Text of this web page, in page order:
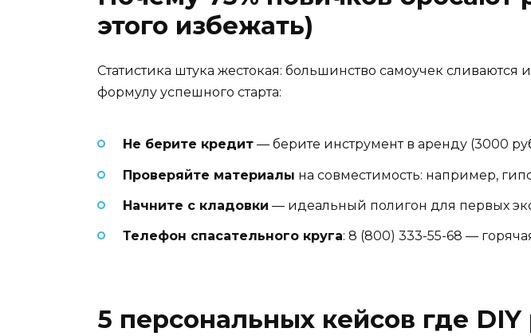
этого избежать)
Статистика штука жестокая: большинство самоучек
формулу успешного старта:
Не берите кредит — берите инструмент в аренду (3000
Проверяйте материалы на совместимость: например,
Начните с кладовки — идеальный полигон для первых
Телефон спасательного круга: 8 (800) 333-55-68 —
5 персональных кейсов где DIY